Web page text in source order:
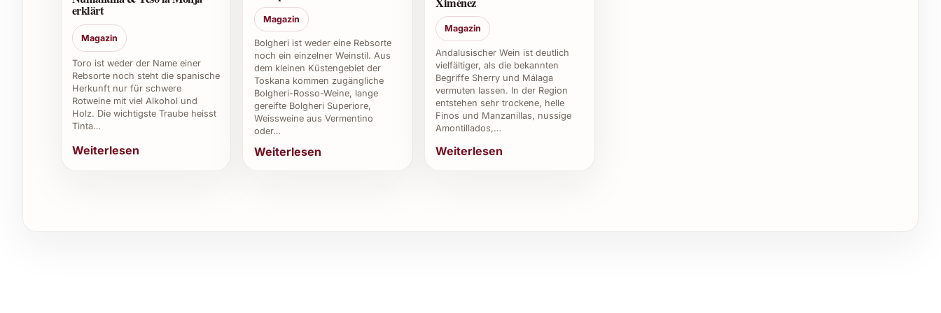
2022 sind auf der Flasche oder der Website des Weinguts zu finden.
Kann der Martín Códax Con da Moura 2022 auch zu festlichen Anlässen eingesetzt werden?
Ja, er eignet sich hervorragend für festliche Menüs, elegante Dinner und besondere Feiern aller Art
durch seine Vielseitigkeit.
Wie hebt sich der Jahrgang 2022 ab?
Der Jahrgang 2022 zeigt eine gute Balance zwischen Frische und Komplexität, bedingt durch
erklärt
Magazin
Toro ist weder der Name einer
Rebsorte noch steht die spanische
Herkunft nur für schwere
Rotweine mit viel Alkohol und
Holz. Die wichtigste Traube heisst
Tinta…
Weiterlesen
Magazin
Bolgheri ist weder eine Rebsorte
noch ein einzelner Weinstil. Aus
dem kleinen Küstengebiet der
Toskana kommen zugängliche
Bolgheri-Rosso-Weine, lange
gereifte Bolgheri Superiore,
Weissweine aus Vermentino
oder…
Weiterlesen
Magazin
Andalusischer Wein ist deutlich
vielfältiger, als die bekannten
Begriffe Sherry und Málaga
vermuten lassen. In der Region
entstehen sehr trockene, helle
Finos und Manzanillas, nussige
Amontillados,…
Weiterlesen